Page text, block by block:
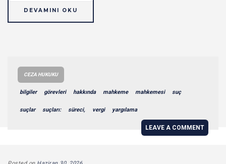
DEVAMINI OKU
CEZA HUKUKU
bilgiler görevleri hakkında mahkeme mahkemesi suç
suçlar suçları: süreci, vergi yargılama
LEAVE A COMMENT